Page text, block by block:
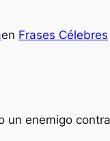
en Frases Célebres
enemigo